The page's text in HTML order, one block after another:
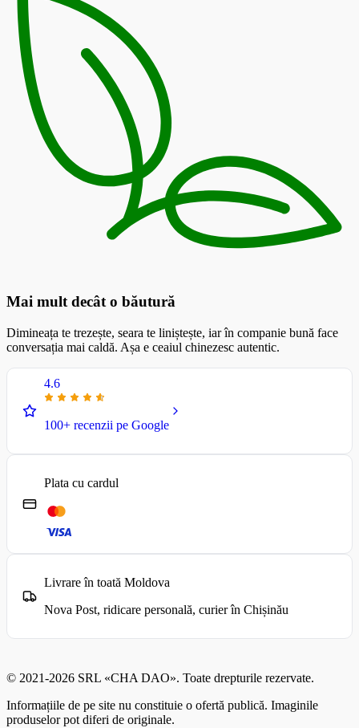
Mai mult decât o băutură
Dimineața te trezește, seara te liniștește, iar în companie bună face
conversația mai caldă. Așa e ceaiul chinezesc autentic.
4.6
100+ recenzii pe Google
Plata cu cardul
Livrare în toată Moldova
Nova Post, ridicare personală, curier în Chișinău
© 2021-2026 SRL «CHA DAO». Toate drepturile rezervate.
Informațiile de pe site nu constituie o ofertă publică. Imaginile
produselor pot diferi de originale.